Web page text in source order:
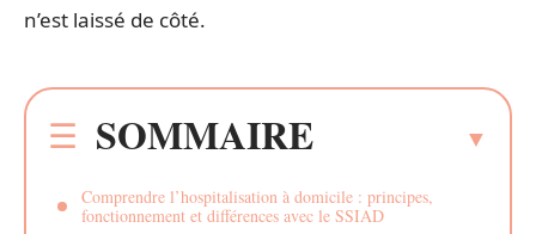
n’est laissé de côté.
SOMMAIRE
Comprendre l’hospitalisation à domicile : principes,
fonctionnement et différences avec le SSIAD